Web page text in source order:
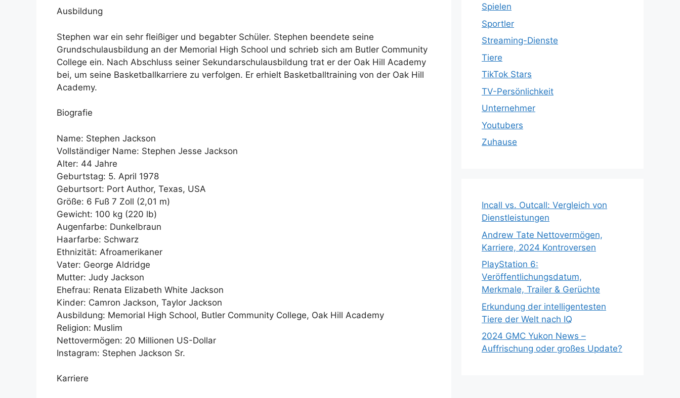
Ausbildung
Stephen war ein sehr fleißiger und begabter Schüler. Stephen beendete seine
Grundschulausbildung an der Memorial High School und schrieb sich am Butler Community
College ein. Nach Abschluss seiner Sekundarschulausbildung trat er der Oak Hill Academy
bei, um seine Basketballkarriere zu verfolgen. Er erhielt Basketballtraining von der Oak Hill
Academy.
Biografie
Name: Stephen Jackson
Vollständiger Name: Stephen Jesse Jackson
Alter: 44 Jahre
Geburtstag: 5. April 1978
Geburtsort: Port Author, Texas, USA
Größe: 6 Fuß 7 Zoll (2,01 m)
Gewicht: 100 kg (220 lb)
Augenfarbe: Dunkelbraun
Haarfarbe: Schwarz
Ethnizität: Afroamerikaner
Vater: George Aldridge
Mutter: Judy Jackson
Ehefrau: Renata Elizabeth White Jackson
Kinder: Camron Jackson, Taylor Jackson
Ausbildung: Memorial High School, Butler Community College, Oak Hill Academy
Religion: Muslim
Nettovermögen: 20 Millionen US-Dollar
Instagram: Stephen Jackson Sr.
Karriere
Spielen
Sportler
Streaming-Dienste
Tiere
TikTok Stars
TV-Persönlichkeit
Unternehmer
Youtubers
Zuhause
Incall vs. Outcall: Vergleich von
Dienstleistungen
Andrew Tate Nettovermögen,
Karriere, 2024 Kontroversen
PlayStation 6:
Veröffentlichungsdatum,
Merkmale, Trailer & Gerüchte
Erkundung der intelligentesten
Tiere der Welt nach IQ
2024 GMC Yukon News –
Auffrischung oder großes Update?